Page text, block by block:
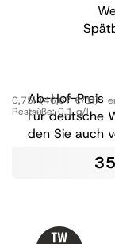
Ab-Hof-Preis
Für deutsche
den Sie auch
0,75l (46,67 €/1l)
Restsüße:0,1 g/l